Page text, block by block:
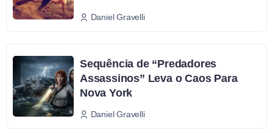
Daniel Gravelli
Sequência de “Predadores
Assassinos” Leva o Caos Para
Nova York
Daniel Gravelli